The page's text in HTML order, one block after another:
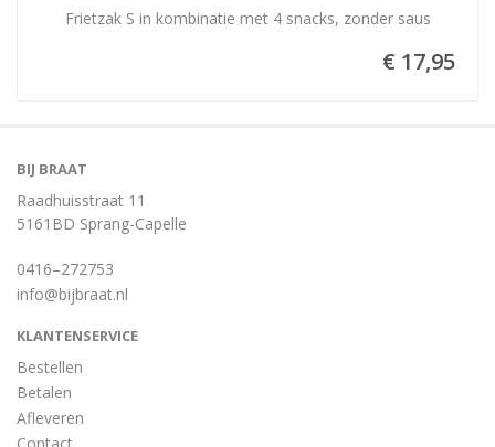
Frietzak S in kombinatie met 4 snacks, zonder saus
€ 17,95
BIJ BRAAT
Raadhuisstraat 11
5161BD Sprang-Capelle
0416–272753
info@bijbraat.nl
KLANTENSERVICE
Bestellen
Betalen
Afleveren